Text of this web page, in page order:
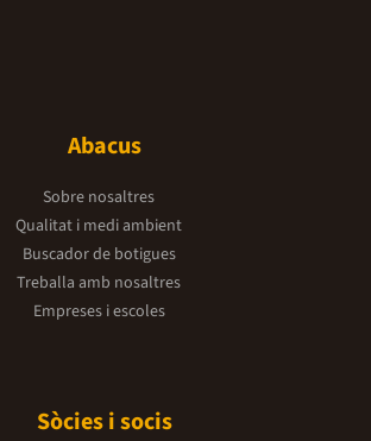
Abacus
Sobre nosaltres
Qualitat i medi ambient
Buscador de botigues
Treballa amb nosaltres
Empreses i escoles
Sòcies i socis